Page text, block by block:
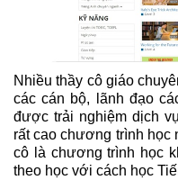
Nhiều thầy cô giáo
các cán bộ, lãnh đạo
được trải nghiệm dịch
rất cao chương trình học
cô là chương trình học
theo học với cách học